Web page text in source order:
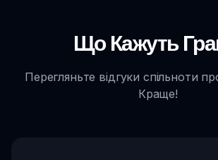
Що Кажуть
Перегляньте відгуки спільноти
Краще!